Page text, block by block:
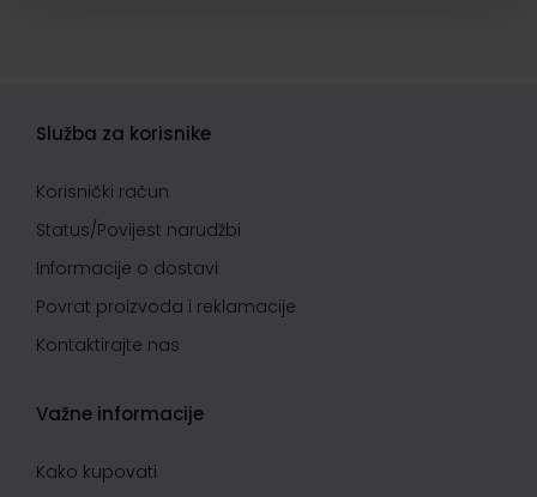
Služba za korisnike
Korisnički račun
Status/Povijest narudžbi
Informacije o dostavi
Povrat proizvoda i reklamacije
Kontaktirajte nas
Važne informacije
Kako kupovati